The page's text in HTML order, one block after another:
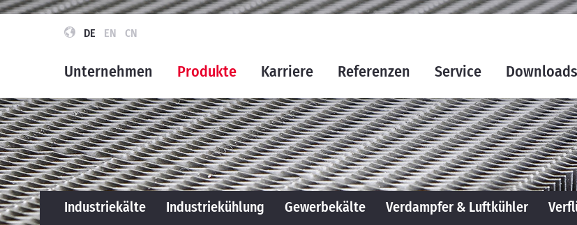
DE EN CN
Unternehmen Produkte Karriere Referenzen Service Downloads
Industriekälte Industriekühlung Gewerbekälte Verdampfer & Luftkühler